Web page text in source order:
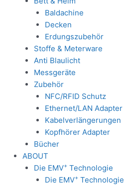
Baldachine
Decken
Erdungszubehör
Stoffe & Meterware
Anti Blaulicht
Messgeräte
Zubehör
NFC/RFID Schutz
Ethernet/LAN Adapter
Kabelverlängerungen
Kopfhörer Adapter
Bücher
ABOUT
Die EMV+Technologie
Die EMV+ Technologie